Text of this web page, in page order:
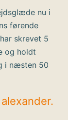
nu i
førende
skrevet 5
og holdt
i næsten 50